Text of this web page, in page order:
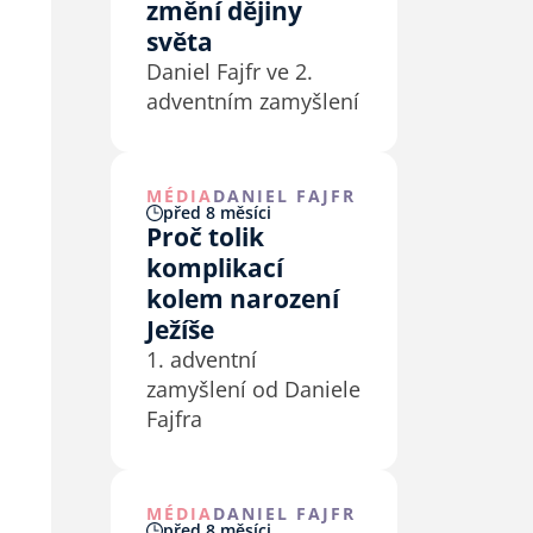
změní dějiny
světa
Daniel Fajfr ve 2.
adventním zamyšlení
MÉDIADANIEL FAJFR
před 8 měsíci
Proč tolik
komplikací
kolem narození
Ježíše
1. adventní
zamyšlení od Daniele
Fajfra
MÉDIADANIEL FAJFR